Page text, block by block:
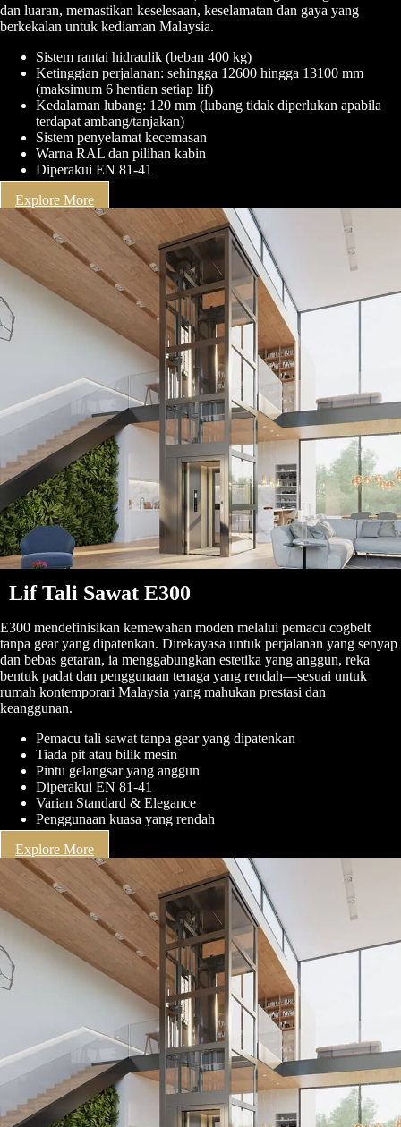
dan luaran, memastikan keselesaan, keselamatan dan gaya yang
berkekalan untuk kediaman Malaysia.
Sistem rantai hidraulik (beban 400 kg)
Ketinggian perjalanan: sehingga 12600 hingga 13100 mm
(maksimum 6 hentian setiap lif)
Kedalaman lubang: 120 mm (lubang tidak diperlukan apabila
terdapat ambang/tanjakan)
Sistem penyelamat kecemasan
Warna RAL dan pilihan kabin
Diperakui EN 81-41
Explore More
Lif Tali Sawat E300
E300 mendefinisikan kemewahan moden melalui pemacu cogbelt
tanpa gear yang dipatenkan. Direkayasa untuk perjalanan yang senyap
dan bebas getaran, ia menggabungkan estetika yang anggun, reka
bentuk padat dan penggunaan tenaga yang rendah—sesuai untuk
rumah kontemporari Malaysia yang mahukan prestasi dan
keanggunan.
Pemacu tali sawat tanpa gear yang dipatenkan
Tiada pit atau bilik mesin
Pintu gelangsar yang anggun
Diperakui EN 81-41
Varian Standard & Elegance
Penggunaan kuasa yang rendah
Explore More